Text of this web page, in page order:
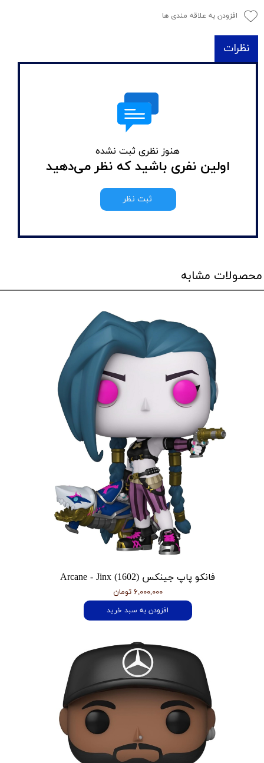
افزودن به علاقه مندی ها
نظرات
هنوز نظری ثبت نشده
اولین نفری باشید که نظر می‌دهید
ثبت نظر
محصولات مشابه
فانکو پاپ جینکس Arcane - Jinx (1602)
۶,۰۰۰,۰۰۰ تومان
افزودن به سبد خرید